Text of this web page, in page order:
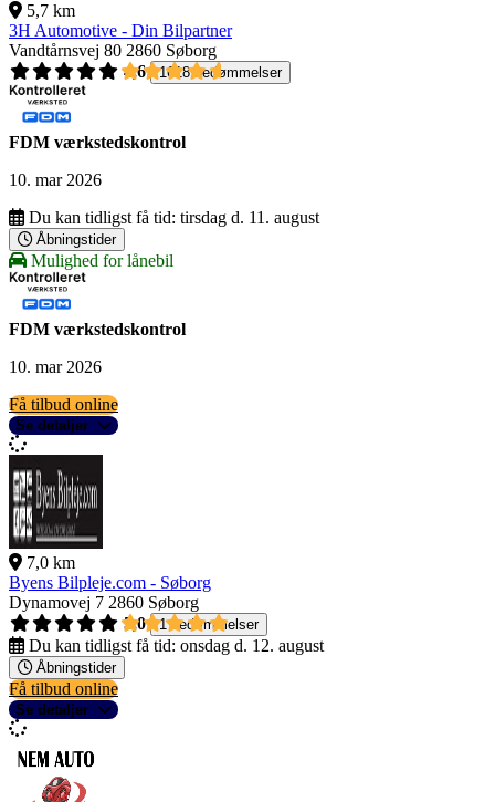
5,7 km
3H Automotive - Din Bilpartner
Vandtårnsvej 80 2860 Søborg
4,6
1618 bedømmelser
FDM værkstedskontrol
10. mar 2026
Du kan tidligst få tid: tirsdag d. 11. august
Åbningstider
Mulighed for lånebil
FDM værkstedskontrol
10. mar 2026
Få tilbud online
Se detaljer
7,0 km
Byens Bilpleje.com - Søborg
Dynamovej 7 2860 Søborg
5,0
1 bedømmelser
Du kan tidligst få tid: onsdag d. 12. august
Åbningstider
Få tilbud online
Se detaljer